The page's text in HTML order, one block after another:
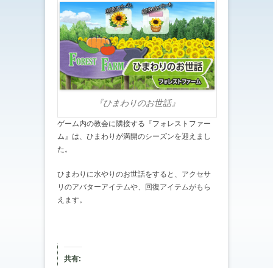
『ひまわりのお世話』
ゲーム内の教会に隣接する『フォレストファー
ム』は、ひまわりが満開のシーズンを迎えまし
た。
ひまわりに水やりのお世話をすると、アクセサ
リのアバターアイテムや、回復アイテムがもら
えます。
共有: